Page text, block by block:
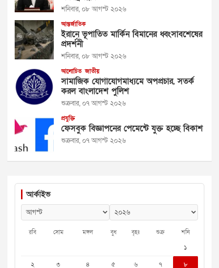
শনিবার, ০৮ আগস্ট ২০২৬
আন্তর্জাতিক
ইরানে ভূপাতিত মার্কিন বিমানের ধ্বংসাবশেষের
প্রদর্শনী
শনিবার, ০৮ আগস্ট ২০২৬
আলোচিত জাতীয়
সামাজিক যোগাযোগমাধ্যমে অপপ্রচার, সতর্ক
করল বাংলাদেশ পুলিশ
শুক্রবার, ০৭ আগস্ট ২০২৬
প্রযুক্তি
ফেসবুক বিজ্ঞাপনের পেমেন্টে যুক্ত হচ্ছে বিকাশ
শুক্রবার, ০৭ আগস্ট ২০২৬
আর্কাইভ
রবি সোম মঙ্গল বুধ বৃহঃ শুক্র শনি
১
২
৩ ৪ ৫ ৬ ৭ ৮